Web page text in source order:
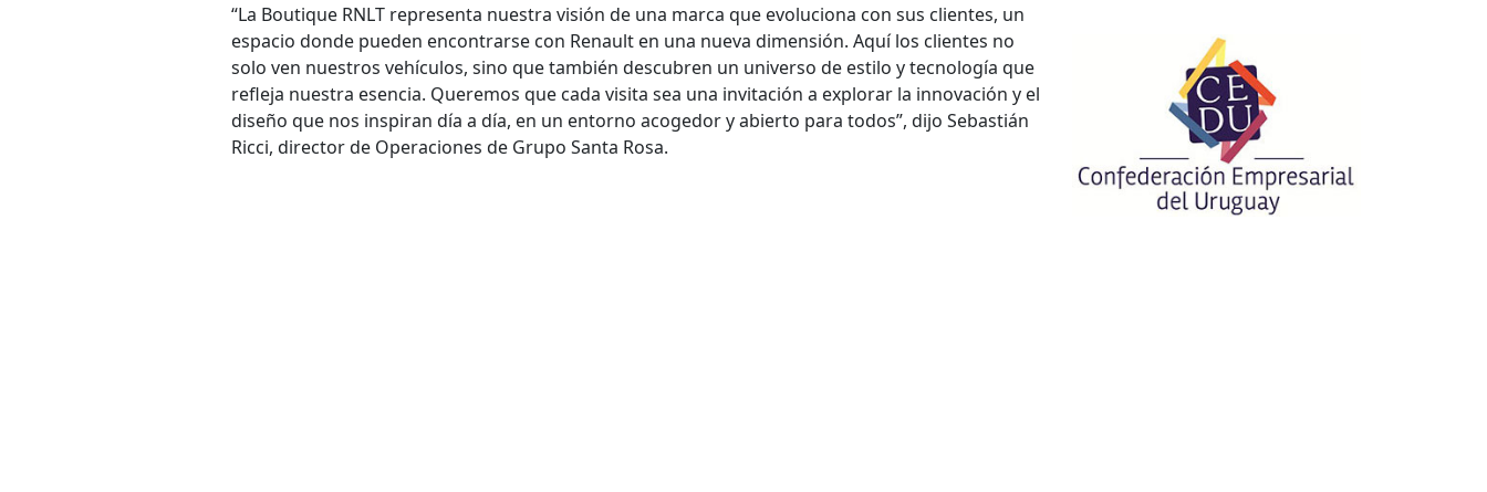
“La Boutique RNLT representa nuestra visión de una marca que evoluciona con sus clientes, un
espacio donde pueden encontrarse con Renault en una nueva dimensión. Aquí los clientes no
solo ven nuestros vehículos, sino que también descubren un universo de estilo y tecnología que
refleja nuestra esencia. Queremos que cada visita sea una invitación a explorar la innovación y el
diseño que nos inspiran día a día, en un entorno acogedor y abierto para todos”, dijo Sebastián
Ricci, director de Operaciones de Grupo Santa Rosa.